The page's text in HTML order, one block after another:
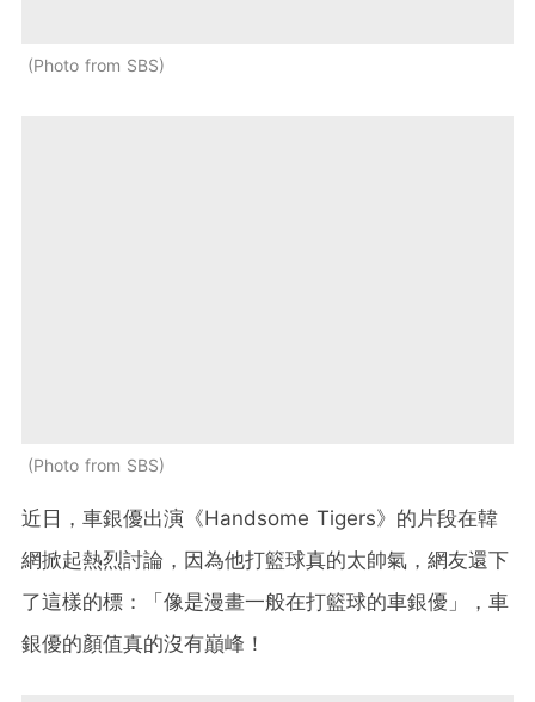
Photo from SBS
Photo from SBS
近日，車銀優出演《Handsome Tigers》的片段在韓
網掀起熱烈討論，因為他打籃球真的太帥氣，網友還下
了這樣的標：「像是漫畫一般在打籃球的車銀優」，車
銀優的顏值真的沒有巔峰！